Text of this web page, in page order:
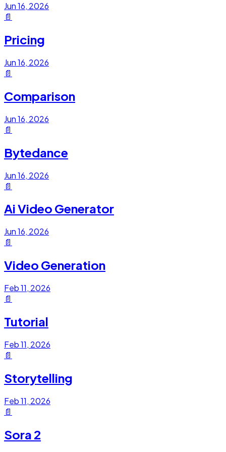
Jun 16, 2026
📄
Pricing
Jun 16, 2026
📄
Comparison
Jun 16, 2026
📄
Bytedance
Jun 16, 2026
📄
Ai Video Generator
Jun 16, 2026
📄
Video Generation
Feb 11, 2026
📄
Tutorial
Feb 11, 2026
📄
Storytelling
Feb 11, 2026
📄
Sora 2